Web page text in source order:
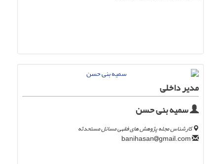
مدیر داخلی
سمیه بنی حسن
کارشناس مجله پژوهش های فقهی مسائل مستحدثه
gmail.com